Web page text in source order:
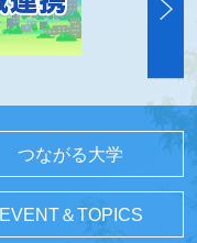
つながる大学
EVENT＆TOPICS